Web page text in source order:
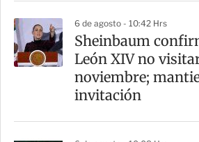
6 de agosto - 10:42 Hrs
Sheinbaum
León XIV no
noviembre;
invitación